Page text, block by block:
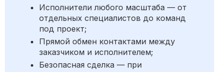
Исполнители любого масштаба — от
отдельных специалистов до команд
под проект;
Прямой обмен контактами между
заказчиком и исполнителем;
Безопасная сделка — при